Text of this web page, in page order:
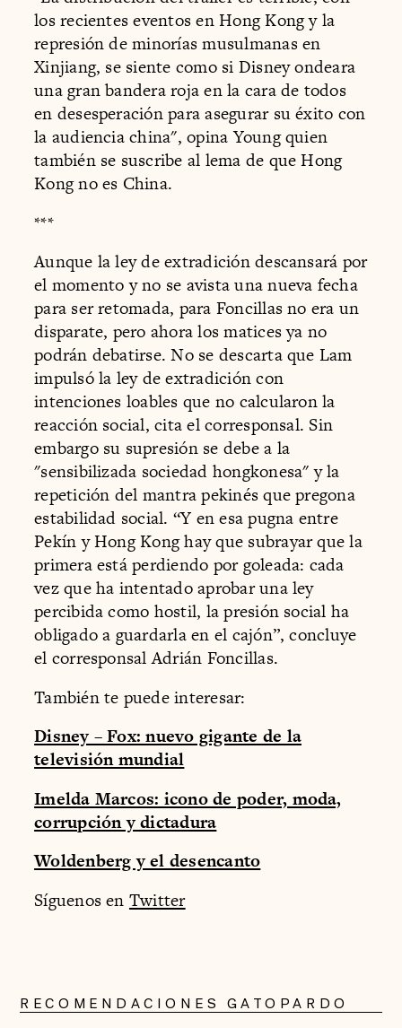
los recientes eventos en Hong Kong y la
represión de minorías musulmanas en
Xinjiang, se siente como si Disney ondeara
una gran bandera roja en la cara de todos
en desesperación para asegurar su éxito con
la audiencia china", opina Young quien
también se suscribe al lema de que Hong
Kong no es China.
***
Aunque la ley de extradición descansará por
el momento y no se avista una nueva fecha
para ser retomada, para Foncillas no era un
disparate, pero ahora los matices ya no
podrán debatirse. No se descarta que Lam
impulsó la ley de extradición con
intenciones loables que no calcularon la
reacción social, cita el corresponsal. Sin
embargo su supresión se debe a la
"sensibilizada sociedad hongkonesa" y la
repetición del mantra pekinés que pregona
estabilidad social. “Y en esa pugna entre
Pekín y Hong Kong hay que subrayar que la
primera está perdiendo por goleada: cada
vez que ha intentado aprobar una ley
percibida como hostil, la presión social ha
obligado a guardarla en el cajón”, concluye
el corresponsal Adrián Foncillas.
También te puede interesar:
Disney – Fox: nuevo gigante de la
televisión mundial
Imelda Marcos: icono de poder, moda,
corrupción y dictadura
Woldenberg y el desencanto
Síguenos en Twitter
RECOMENDACIONES GATOPARDO